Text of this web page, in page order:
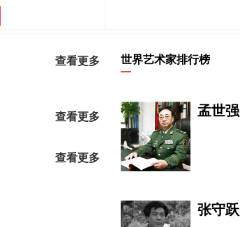
查看更多
查看更多
查看更多
世界艺术家排行榜
孟世强
张守跃